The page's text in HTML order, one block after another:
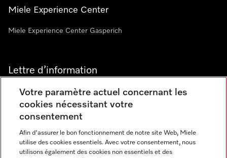
Miele Experience Center
Miele Experience Center Gasperich
Lettre d’information
Langue
Votre paramètre actuel concernant les
cookies nécessitant votre
consentement
Afin d'assurer le bon fonctionnement de notre site Web, Miele
utilise des cookies essentiels. Avec votre consentement, nous
utilisons également des cookies non essentiels et des